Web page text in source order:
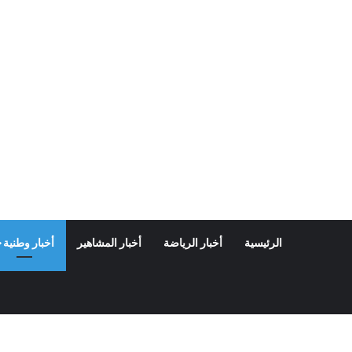
الرئيسية أخبار الرياضة أخبار المشاهير أخبار وطنية